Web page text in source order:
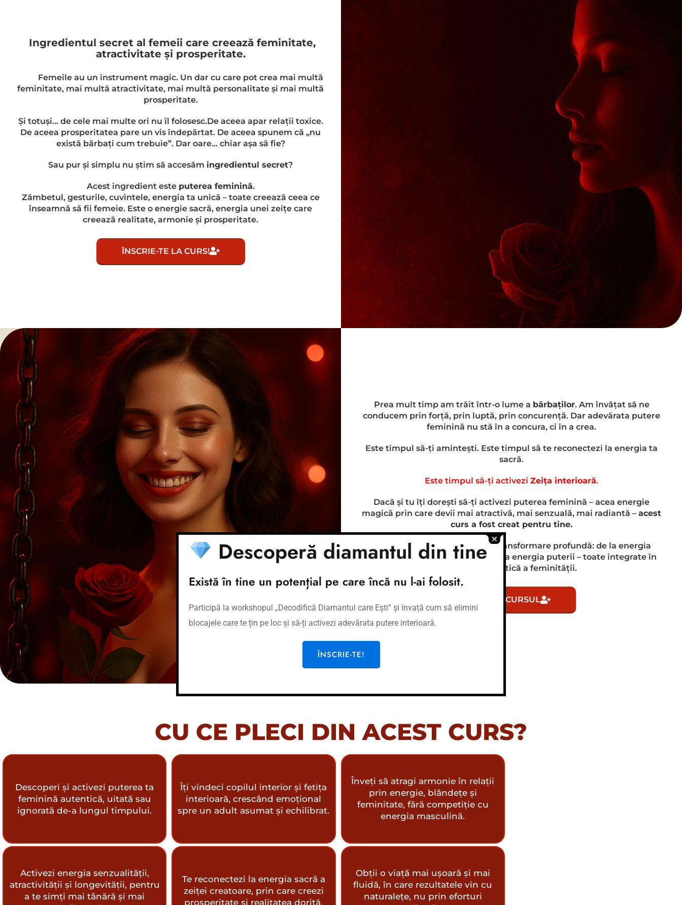
Ingredientul secret al femeii care creează feminitate,
atractivitate și prosperitate.
Femeile au un instrument magic. Un dar cu care pot crea mai multă
feminitate, mai multă atractivitate, mai multă personalitate și mai multă
prosperitate.
Și totuși… de cele mai multe ori nu îl folosesc.De aceea apar relații toxice.
De aceea prosperitatea pare un vis îndepărtat. De aceea spunem că „nu
există bărbați cum trebuie”. Dar oare… chiar așa să fie?
Sau pur și simplu nu știm să accesăm ingredientul secret?
Acest ingredient este puterea feminină.
Zâmbetul, gesturile, cuvintele, energia ta unică – toate creează ceea ce
înseamnă să fii femeie. Este o energie sacră, energia unei zeițe care
creează realitate, armonie și prosperitate.
ÎNSCRIE-TE LA CURS!
Prea mult timp am trăit într-o lume a bărbaților. Am învățat să ne
conducem prin forță, prin luptă, prin concurență. Dar adevărata putere
feminină nu stă în a concura, ci în a crea.
Este timpul să-ți amintești. Este timpul să te reconectezi la energia ta
sacră.
Este timpul să-ți activezi Zeița interioară.
Dacă și tu îți dorești să-ți activezi puterea feminină – acea energie
magică prin care devii mai atractivă, mai senzuală, mai radiantă – acest
curs a fost creat pentru tine.
Vom trece împreună printr-o transformare profundă: de la energia
sexuală, la energia atractivității, la energia puterii – toate integrate în
energia autentică a feminității.
VREAU CURSUL
CU CE PLECI DIN ACEST CURS?
Descoperi și activezi puterea ta
feminină autentică, uitată sau
ignorată de-a lungul timpului.
Îți vindeci copilul interior și fetița
interioară, crescând emoțional
spre un adult asumat și echilibrat.
Înveți să atragi armonie în relații
prin energie, blândețe și
feminitate, fără competiție cu
energia masculină.
Activezi energia senzualității,
atractivității și longevității, pentru
a te simți mai tânără și mai
Te reconectezi la energia sacră a
zeiței creatoare, prin care creezi
prosperitate și realitatea dorită.
Obții o viață mai ușoară și mai
fluidă, în care rezultatele vin cu
naturalețe, nu prin eforturi
Descoperă diamantul din tine
Există în tine un potențial pe care încă nu l-ai folosit.
Participă la workshopul „Decodifică Diamantul care Ești” și învață cum să elimini
blocajele care te țin pe loc și să-ți activezi adevărata putere interioară.
ÎNSCRIE-TE!